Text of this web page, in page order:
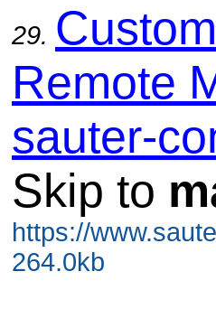
29.
Remote
sauter-
Skip to
https://
264.0kb